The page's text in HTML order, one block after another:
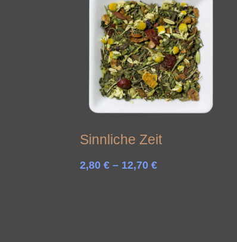
Sinnliche Zeit
2,80€ – 12,70€Preisspanne: